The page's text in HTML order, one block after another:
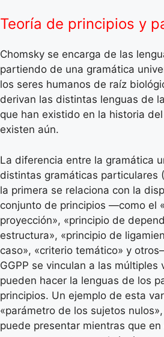
Teoría de principios y
Chomsky se encarga de las
partiendo de una gramática
los seres humanos de raíz
derivan las distintas lenguas de
que han existido en la historia
existen aún.
La diferencia entre la gramática
distintas gramáticas particulares
la primera se relaciona con la
conjunto de principios —como el
proyección», «principio de
estructura», «principio de
caso», «criterio temático» y
GGPP se vinculan a las múltiples
pueden hacer la lenguas de los
principios. Un ejemplo de esta
«parámetro de los sujetos
puede presentar mientras que